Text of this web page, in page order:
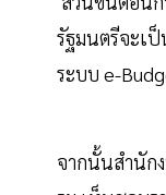
รัฐมนตรีจะเ
ระบบ e-
จากนั้นสำนัก